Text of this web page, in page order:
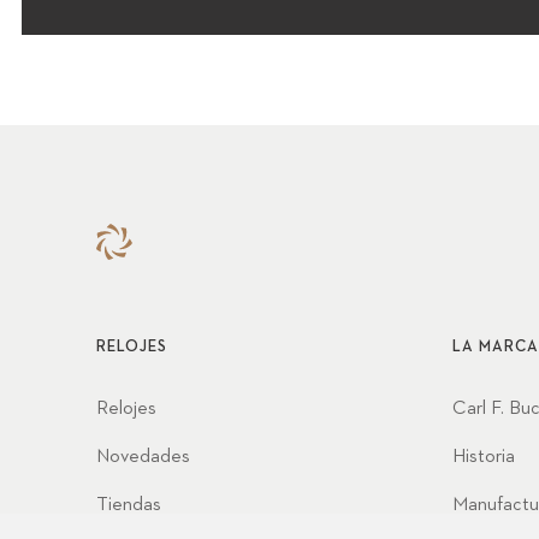
RELOJES
Relojes
Novedades
Tiendas
LA MARCA
Carl F.
Historia